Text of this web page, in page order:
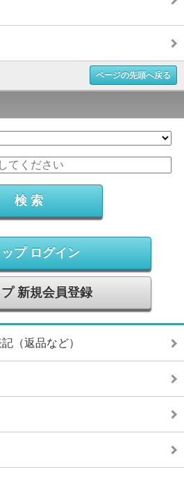
ページの先頭へ戻る
プ ログイン
新規会員登録
（返品など）